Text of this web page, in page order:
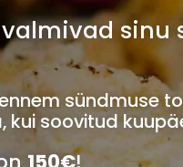
sinu
sündmuse
soovitud